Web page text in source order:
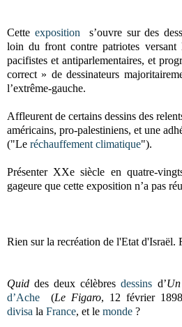
Cette exposition s’ouvre sur des
loin du front contre patriotes versant
pacifistes et antiparlementaires, et
correct » de dessinateurs
l’extrême-gauche.
Affleurent de certains dessins des
américains, pro-palestiniens, et une
("Le réchauffement climatique").
Présenter XXe siècle en quatre-
gageure que cette exposition n’a pas
Rien sur la recréation de l'Etat d'Israël.
Quid des deux célèbresdessins d’
d’Ache (Le Figaro, 12 février
divisa la France, et le monde ?